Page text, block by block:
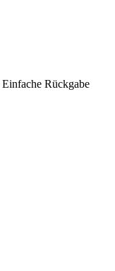
Einfache Rückgabe